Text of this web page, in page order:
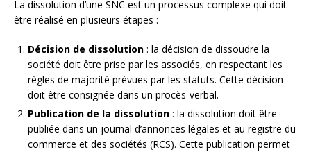
La dissolution d’une SNC est un processus complexe qui doit
être réalisé en plusieurs étapes :
Décision de dissolution : la décision de dissoudre la
société doit être prise par les associés, en respectant les
règles de majorité prévues par les statuts. Cette décision
doit être consignée dans un procès-verbal.
Publication de la dissolution : la dissolution doit être
publiée dans un journal d’annonces légales et au registre du
commerce et des sociétés (RCS). Cette publication permet